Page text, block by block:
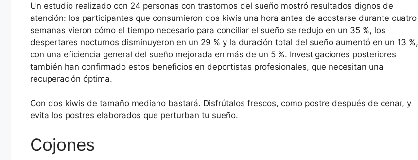
Un estudio realizado con 24 personas con trastornos del sueño mostró resultados dignos de
atención: los participantes que consumieron dos kiwis una hora antes de acostarse durante cuatro
semanas vieron cómo el tiempo necesario para conciliar el sueño se redujo en un 35 %, los
despertares nocturnos disminuyeron en un 29 % y la duración total del sueño aumentó en un 13 %,
con una eficiencia general del sueño mejorada en más de un 5 %. Investigaciones posteriores
también han confirmado estos beneficios en deportistas profesionales, que necesitan una
recuperación óptima.
Con dos kiwis de tamaño mediano bastará. Disfrútalos frescos, como postre después de cenar, y
evita los postres elaborados que perturban tu sueño.
Cojones